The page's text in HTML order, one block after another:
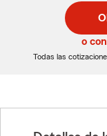
de
5
de
5
o
Todas las